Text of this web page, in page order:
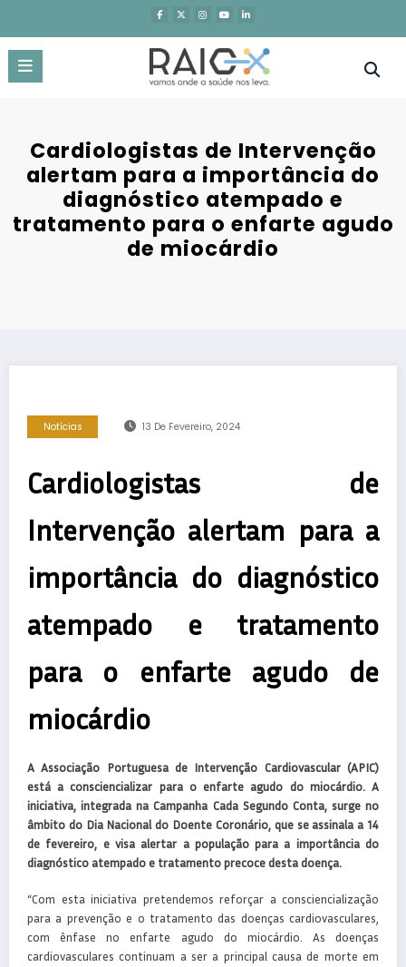
o
conteúdo
Cardiologistas de Intervenção
alertam para a importância do
diagnóstico atempado e
tratamento para o enfarte agudo
de miocárdio
Notícias 13 De Fevereiro, 2024
Cardiologistas de
Intervenção alertam para a
importância do diagnóstico
atempado e tratamento
para o enfarte agudo de
miocárdio
A Associação Portuguesa de Intervenção Cardiovascular (APIC)
está a consciencializar para o enfarte agudo do miocárdio. A
iniciativa, integrada na Campanha Cada Segundo Conta, surge no
âmbito do Dia Nacional do Doente Coronário, que se assinala a 14
de fevereiro, e visa alertar a população para a importância do
diagnóstico atempado e tratamento precoce desta doença.
“Com esta iniciativa pretendemos reforçar a consciencialização
para a prevenção e o tratamento das doenças cardiovasculares,
com ênfase no enfarte agudo do miocárdio. As doenças
cardiovasculares continuam a ser a principal causa de morte em